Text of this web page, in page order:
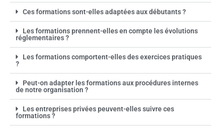
Ces formations sont-elles adaptées aux débutants ?
Les formations prennent-elles en compte les évolutions
réglementaires ?
Les formations comportent-elles des exercices pratiques
?
Peut-on adapter les formations aux procédures internes
de notre organisation ?
Les entreprises privées peuvent-elles suivre ces
formations ?